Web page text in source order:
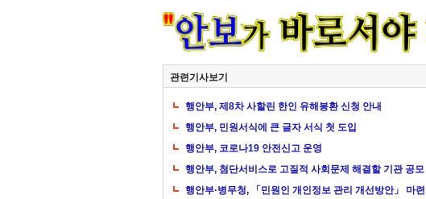
관련기사보기
행안부, 제8차 사할린 한인 유해봉환 신청 안내
행안부, 민원서식에 큰 글자 서식 첫 도입
행안부, 코로나19 안전신고 운영
행안부, 첨단서비스로 고질적 사회문제 해결할 기관 공모
행안부·병무청, 「민원인 개인정보 관리 개선방안」 마련